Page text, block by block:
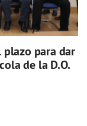
para dar
de la D.O.